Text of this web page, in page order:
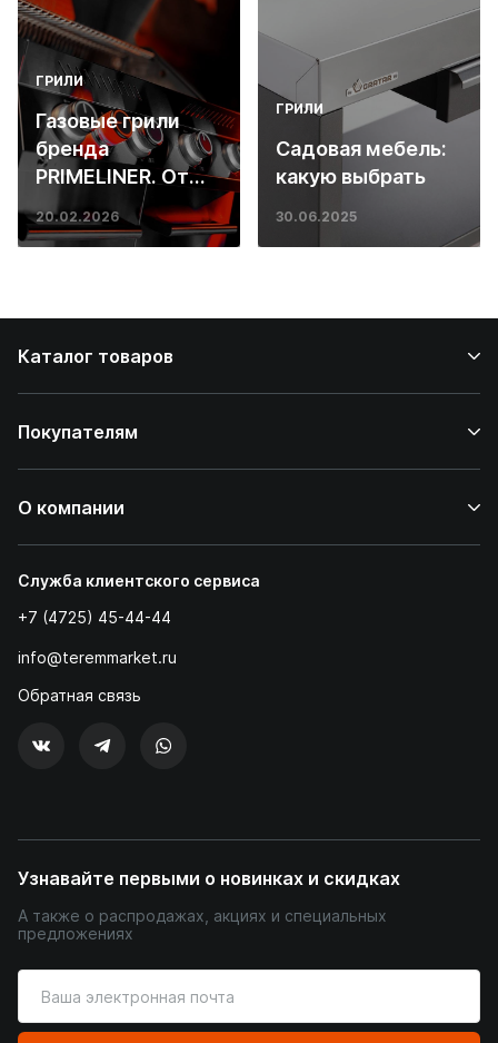
ГРИЛИ
Газовые грили
бренда
PRIMELINER. От
основ инженерии
до ресторанных
20.02.2026
ГРИЛИ
Садовая мебель:
какую выбрать
30.06.2025
Каталог товаров
Покупателям
О компании
Служба клиентского сервиса
+7 (4725) 45-44-44
info@teremmarket.ru
Обратная связь
Узнавайте первыми о новинках и скидках
А также о распродажах, акциях и специальных
предложениях
ваш
адрес